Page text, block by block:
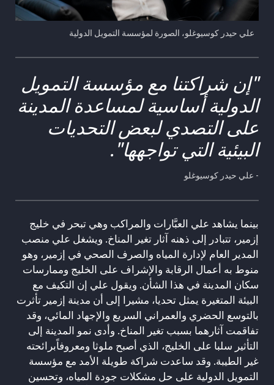
علي حيدر كوسيوغلو، الصورة لمؤسسة التمويل الدولية
"إن شراكتنا مع مؤسسة التمويل
الدولية أساسية لمساعدة المدينة
على التصدي لبعض التحديات
البيئية التي تواجهها".
- علي حيدر كوسيوغلو
بينما يشاهد علي العبَّارات والمراكب وهي تبحر في خليج
إزمير، تتبادر إلى ذهنه آثار تغير المناخ. ويشغل علي منصب
المدير العام لإدارة المياه والصرف الصحي في إزمير، وهو
منوط به أعمال الرقابة والإشراف على الخليج وممارسات
سكان المدينة في هذا الشأن. ويقول علي إن التكيف مع
البيئة المتغيرة يمثل تحديا، مشيرا إلى أن مدينة إزمير تأثرت
بالتوسع الحضري والعمراني السريع والإجهاد المائي، وقد
تفاقمت آثارهما بسبب تغير المناخ. وأدى نمو المدينة إلى
التأثير سلبا على الخليج، الذي أصبح ملوثا ومعروفاًبرائحته
غير الطيبة. وقد ساعدت شراكة طويلة الأمد مع مؤسسة
التمويل الدولية على حل مشكلات جودة المياه، وتحسين